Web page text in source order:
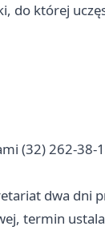
do której
(32) 262-38-
dwa dni
termin